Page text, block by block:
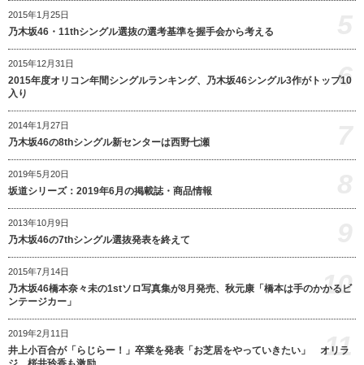
2015年1月25日
乃木坂46・11thシングル選抜の選考基準を握手会から考える
2015年12月31日
2015年度オリコン年間シングルランキング、乃木坂46シングル3作がトップ10
入り
6
2014年1月27日
乃木坂46の8thシングル新センターは西野七瀬
2019年5月20日
坂道シリーズ：2019年6月の掲載誌・商品情報
2013年10月9日
乃木坂46の7thシングル選抜発表を終えて
2015年7月14日
乃木坂46橋本奈々未の1stソロ写真集が8月発売、秋元康「橋本は手のかかるビ
ンテージカー」
10
2019年2月11日
井上小百合が「らじらー！」卒業を発表「お芝居をやっていきたい」 オリラ
11